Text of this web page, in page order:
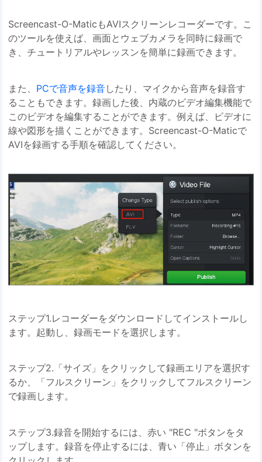
Screencast-O-MaticもAVIスクリーンレコーダーです。こ
のツールを使えば、画面とウェブカメラを同時に録画で
き、チュートリアルやレッスンを簡単に録画できます。
また、 PCで音声を録音したり、マイクから音声を録音す
ることもできます。録画した後、内蔵のビデオ編集機能で
このビデオを編集することができます。例えば、ビデオに
線や図形を描くことができます。Screencast-O-Maticで
AVIを録画する手順を確認してください。
ステップ1.レコーダーをダウンロードしてインストールし
ます。起動し、録画モードを選択します。
ステップ2.「サイズ」をクリックして録画エリアを選択す
るか、「フルスクリーン」をクリックしてフルスクリーン
で録画します。
ステップ3.録音を開始するには、赤い "REC "ボタンをタ
ップします。録音を停止するには、青い「停止」ボタンを